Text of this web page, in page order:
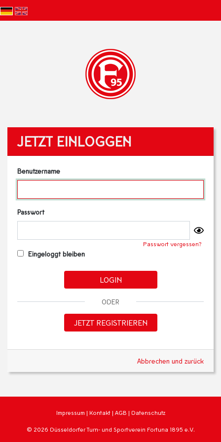
JETZT EINLOGGEN
Benutzername
Passwort
Passwort vergessen?
Eingeloggt bleiben
LOGIN
ODER
JETZT REGISTRIEREN
Abbrechen und zurück
Impressum | Kontakt | AGB | Datenschutz
© 2026 Düsseldorfer Turn- und Sportverein Fortuna 1895 e.V.